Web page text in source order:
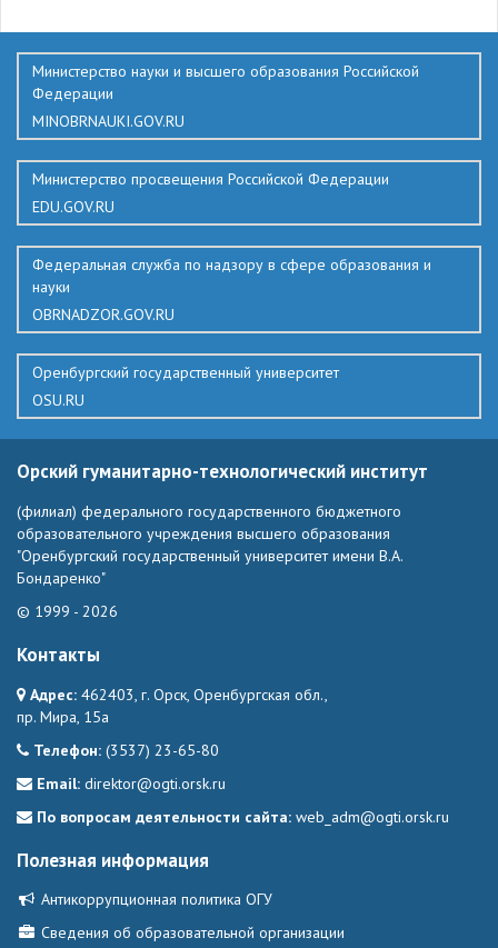
Министерство науки и высшего образования Российской
Федерации
MINOBRNAUKI.GOV.RU
Министерство просвещения Российской Федерации
EDU.GOV.RU
Федеральная служба по надзору в сфере образования и
науки
OBRNADZOR.GOV.RU
Оренбургский государственный университет
OSU.RU
Орский гуманитарно-технологический институт
(филиал) федерального государственного бюджетного
образовательного учреждения высшего образования
"Оренбургский государственный университет имени В.А.
Бондаренко"
© 1999 - 2026
Контакты
Адрес: 462403, г. Орск, Оренбургская обл.,
пр. Мира, 15а
Телефон: (3537) 23-65-80
Email: direktor@ogti.orsk.ru
По вопросам деятельности сайта: web_adm@ogti.orsk.ru
Полезная информация
Антикоррупционная политика ОГУ
Сведения об образовательной организации